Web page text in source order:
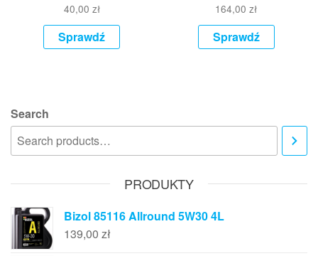
40,00 zł
Sprawdź
164,00zł
Sprawdź
Search
PRODUKTY
Bizol 85116 Allround 5W30 4L
139,00 zł